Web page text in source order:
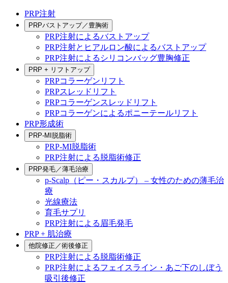
PRP注射
PRPバストアップ／豊胸術
PRP注射によるバストアップ
PRP注射とヒアルロン酸によるバストアップ
PRP注射によるシリコンバッグ豊胸修正
PRP + リフトアップ
PRPコラーゲンリフト
PRPスレッドリフト
PRPコラーゲンスレッドリフト
PRPコラーゲンによるポニーテールリフト
PRP形成術
PRP-MI脱脂術
PRP-MI脱脂術
PRP注射による脱脂術修正
PRP発毛／薄毛治療
p-Scalp（ピー・スカルプ） – 女性のための薄毛治
療
光線療法
育毛サプリ
PRP注射による眉毛発毛
PRP + 肌治療
他院修正／術後修正
PRP注射による脱脂術修正
PRP注射によるフェイスライン・あご下のしぼう
吸引後修正